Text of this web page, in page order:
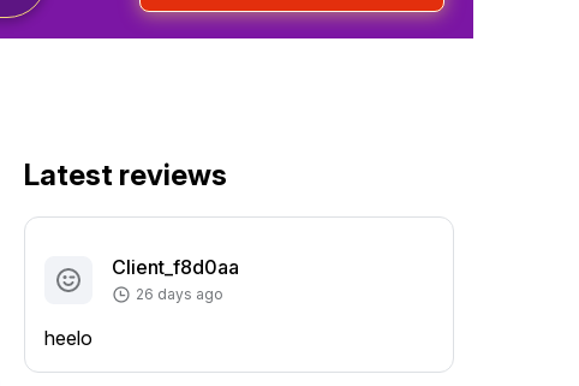
Latest reviews
Client_f8d0aa
26 days ago
heelo